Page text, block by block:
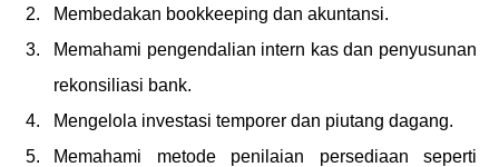
Membedakan bookkeeping dan akuntansi.
Memahami pengendalian intern kas dan penyusunan
rekonsiliasi bank.
Mengelola investasi temporer dan piutang dagang.
Memahami metode penilaian persediaan seperti